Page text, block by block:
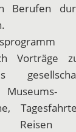
Berufen
Vorträge
Reisen